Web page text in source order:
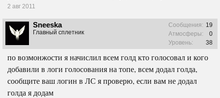
2 авг 2011
Sneeska
Главный сплетник
Сообщения: 19
Атмосферы:
0
Уровень:
38
по возмонжости я начислил всем голд кто голосовал и кого
добавили в логи голосования на топе, всем додал голда,
сообщите ваш логин в ЛС я проверю, если вам не додал
голда я додам